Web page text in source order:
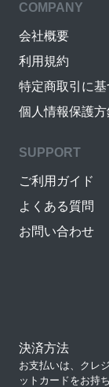
COMPANY
会社概要
利用規約
特定商取引に
個人情報保護方
SUPPORT
ご利用ガイド
よくある質問
お問い合わせ
決済方法
お支払いは、クレ
ットカードをお持